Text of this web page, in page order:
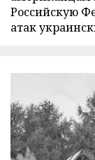
Российскую
атак